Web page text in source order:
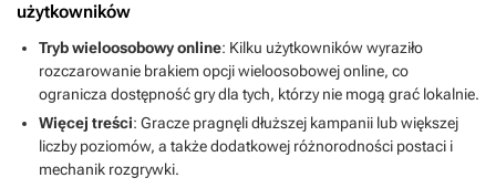
użytkowników
Tryb wieloosobowy online: Kilku użytkowników wyraziło
rozczarowanie brakiem opcji wieloosobowej online, co
ogranicza dostępność gry dla tych, którzy nie mogą grać lokalnie.
Więcej treści: Gracze pragnęli dłuższej kampanii lub większej
liczby poziomów, a także dodatkowej różnorodności postaci i
mechanik rozgrywki.